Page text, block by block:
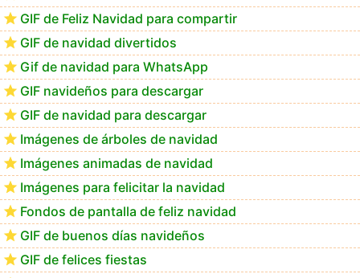
GIF de Feliz Navidad para compartir
GIF de navidad divertidos
Gif de navidad para WhatsApp
GIF navideños para descargar
GIF de navidad para descargar
Imágenes de árboles de navidad
Imágenes animadas de navidad
Imágenes para felicitar la navidad
Fondos de pantalla de feliz navidad
GIF de buenos días navideños
GIF de felices fiestas